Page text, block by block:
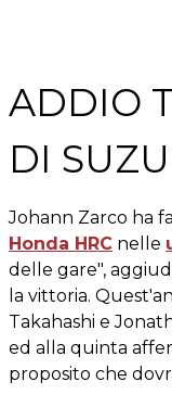
ADDIO
DI
Johann Zarco ha
Honda HRC nelle
delle gare",
la vittoria.
Takahashi e
ed alla quinta
proposito che